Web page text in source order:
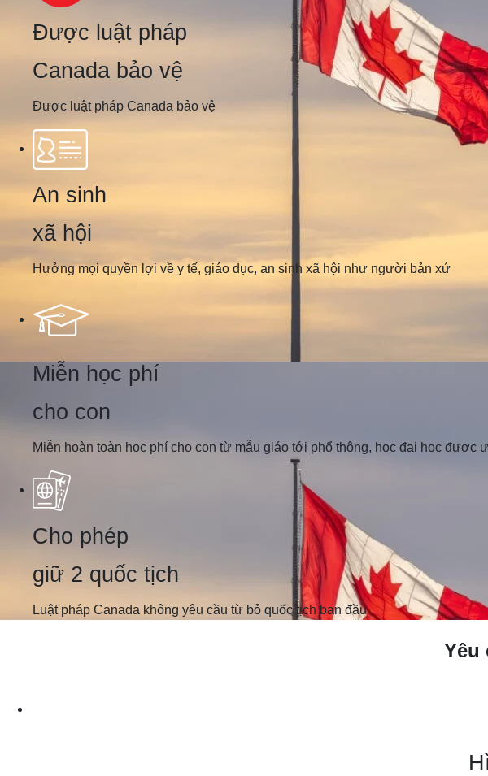
Được luật pháp
Canada bảo vệ
Được luật pháp Canada bảo vệ
An sinh
xã hội
Hưởng mọi quyền lợi về y tế, giáo dục, an sinh xã hội như người bản xứ
Miễn học phí
cho con
Miễn hoàn toàn học phí cho con từ mẫu giáo tới phổ thông, học đại học được
Cho phép
giữ 2 quốc tịch
Luật pháp Canada không yêu cầu từ bỏ quốc tịch ban đầu
Yêu